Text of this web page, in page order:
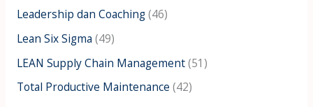
Leadership dan Coaching(46)
Lean Six Sigma (49)
LEAN Supply Chain Management(51)
Total Productive Maintenance (42)